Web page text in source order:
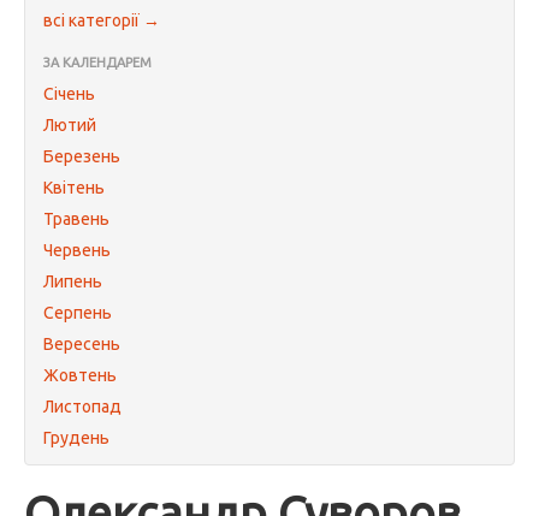
всі категорії →
ЗА КАЛЕНДАРЕМ
Січень
Лютий
Березень
Квітень
Травень
Червень
Липень
Серпень
Вересень
Жовтень
Листопад
Грудень